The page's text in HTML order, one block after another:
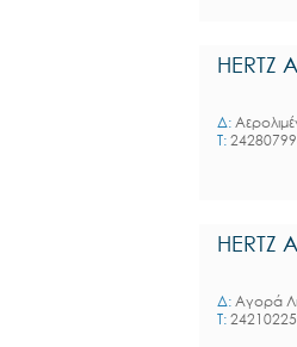
Δ:
T:
HERTZ
Δ: Αγορά
T: